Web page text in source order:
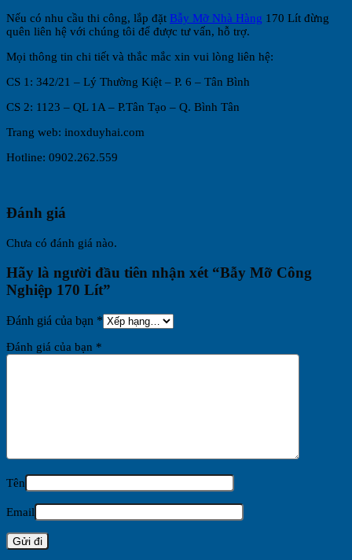
Nếu có nhu cầu thi công, lắp đặt Bẫy Mỡ Nhà Hàng 170 Lít đừng
quên liên hệ với chúng tôi để được tư vấn, hỗ trợ.
Mọi thông tin chi tiết và thắc mắc xin vui lòng liên hệ:
CS 1: 342/21 – Lý Thường Kiệt – P. 6 – Tân Bình
CS 2: 1123 – QL 1A – P.Tân Tạo – Q. Bình Tân
Trang web: inoxduyhai.com
Hotline: 0902.262.559
Đánh giá
Chưa có đánh giá nào.
Hãy là người đầu tiên nhận xét “Bẫy Mỡ Công
Nghiệp 170 Lít”
Đánh giá của bạn *
Đánh giá của bạn *
Tên
Email